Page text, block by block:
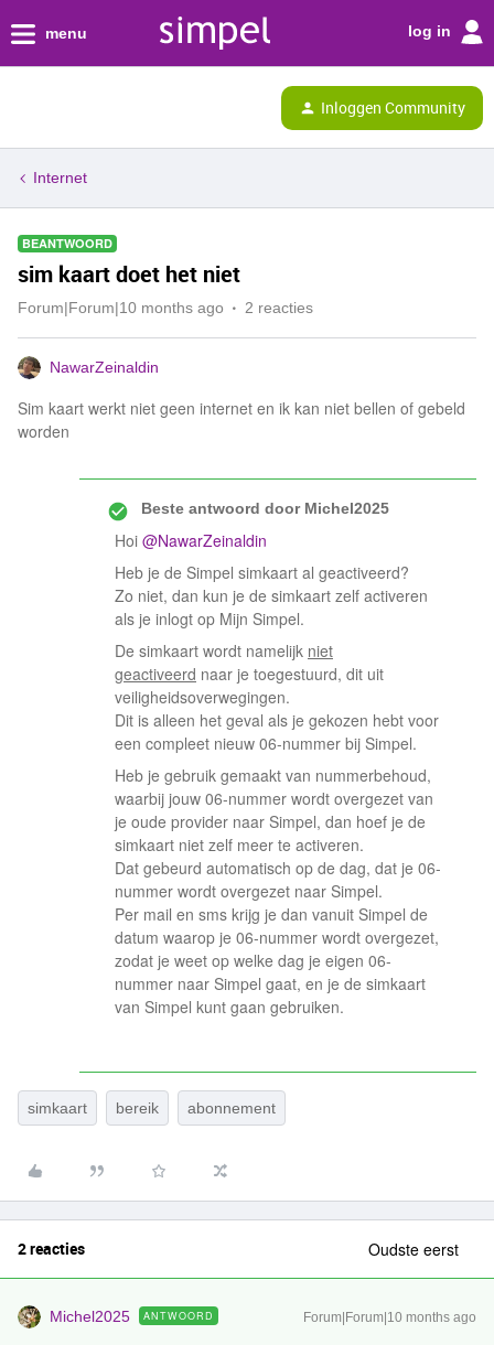
menu log in
Inloggen Community
Internet
BEANTWOORD
sim kaart doet het niet
Forum|Forum|10 months ago 2 reacties
NawarZeinaldin
Sim kaart werkt niet geen internet en ik kan niet bellen of gebeld
worden
Beste antwoord doorMichel2025
Hoi ​ @NawarZeinaldin
Heb je de Simpel simkaart al geactiveerd?
Zo niet, dan kun je de simkaart zelf activeren
als je inlogt op Mijn Simpel.
De simkaart wordt namelijk niet
geactiveerd naar je toegestuurd, dit uit
veiligheidsoverwegingen.
Dit is alleen het geval als je gekozen hebt voor
een compleet nieuw 06-nummer bij Simpel.
Heb je gebruik gemaakt van nummerbehoud,
waarbij jouw 06-nummer wordt overgezet van
je oude provider naar Simpel, dan hoef je de
simkaart niet zelf meer te activeren.
Dat gebeurd automatisch op de dag, dat je 06-
nummer wordt overgezet naar Simpel.
Per mail en sms krijg je dan vanuit Simpel de
datum waarop je 06-nummer wordt overgezet,
zodat je weet op welke dag je eigen 06-
nummer naar Simpel gaat, en je de simkaart
van Simpel kunt gaan gebruiken.
simkaart bereik abonnement
2 reacties Oudste eerst
Michel2025 ANTWOORD Forum|Forum|10 months ago